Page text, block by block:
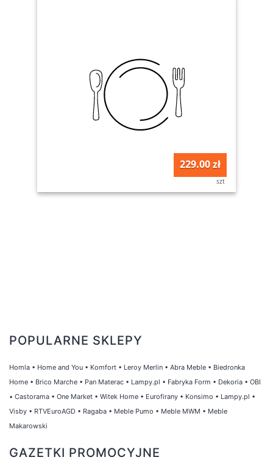
229.00 zł
szt
POPULARNE SKLEPY
Homla • Home and You • Komfort • Leroy Merlin • Abra Meble • Biedronka
Home • Brico Marche • Pan Materac • Lampy.pl • Fabryka Form • Dekoria • OBI
• Castorama • One Market • Witek Home • Eurofirany • Konsimo • Lampy.pl •
Visby • RTVEuroAGD • Ragaba • Meble Pumo • Meble MWM • Meble
Makarowski
GAZETKI PROMOCYJNE